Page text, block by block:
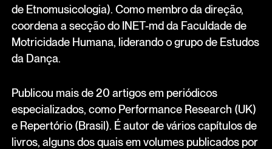
de Etnomusicologia). Como membro da direção,
coordena a secção do INET-md da Faculdade de
Motricidade Humana, liderando o grupo de Estudos
da Dança.
Publicou mais de 20 artigos em periódicos
especializados, como Performance Research (UK)
e Repertório (Brasil). É autor de vários capítulos de
livros, alguns dos quais em volumes publicados por